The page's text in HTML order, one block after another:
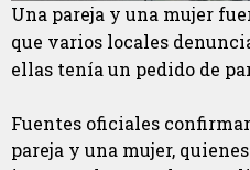
Una pareja y una mujer
que varios locales
ellas tenía un pedido de
Fuentes oficiales
pareja y una mujer,